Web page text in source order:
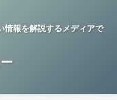
情報を解説するメディアで